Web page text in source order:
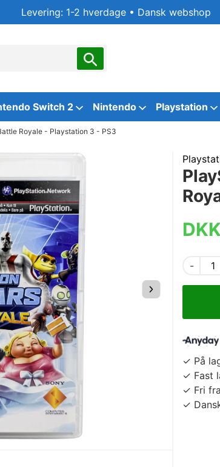
Levering: 1-2 hverdage • Dansk webshop
Switch 2 Nintendo Playstation
Royale - Playstation 3 - PS3
-
✓ På
✓ Fast
✓ Fri
✓